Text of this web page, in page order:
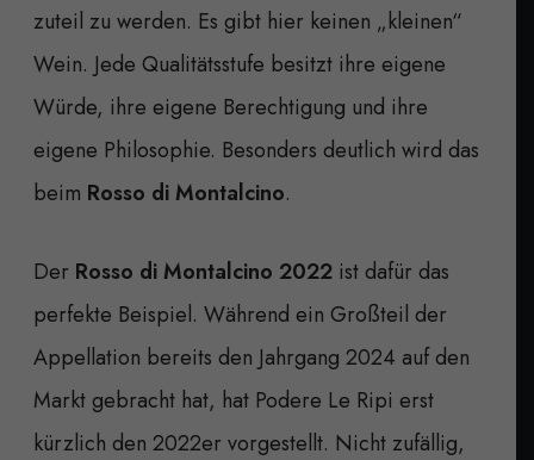
zuteil zu werden. Es gibt hier keinen „kleinen“
Wein. Jede Qualitätsstufe besitzt ihre eigene
Würde, ihre eigene Berechtigung und ihre
eigene Philosophie. Besonders deutlich wird das
beim Rosso di Montalcino.
Der Rosso di Montalcino 2022 ist dafür das
perfekte Beispiel. Während ein Großteil der
Appellation bereits den Jahrgang 2024 auf den
Markt gebracht hat, hat Podere Le Ripi erst
kürzlich den 2022er vorgestellt. Nicht zufällig,